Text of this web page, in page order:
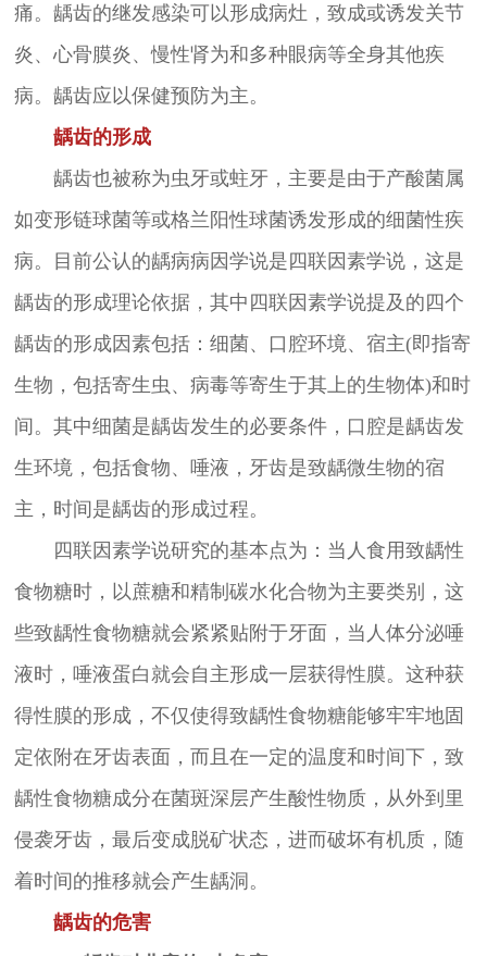
痛。龋齿的继发感染可以形成病灶，致成或诱发关节
炎、心骨膜炎、慢性肾为和多种眼病等全身其他疾
病。龋齿应以保健预防为主。
龋齿的形成
龋齿也被称为虫牙或蛀牙，主要是由于产酸菌属
如变形链球菌等或格兰阳性球菌诱发形成的细菌性疾
病。目前公认的龋病病因学说是四联因素学说，这是
龋齿的形成理论依据，其中四联因素学说提及的四个
龋齿的形成因素包括：细菌、口腔环境、宿主(即指寄
生物，包括寄生虫、病毒等寄生于其上的生物体)和时
间。其中细菌是龋齿发生的必要条件，口腔是龋齿发
生环境，包括食物、唾液，牙齿是致龋微生物的宿
主，时间是龋齿的形成过程。
四联因素学说研究的基本点为：当人食用致龋性
食物糖时，以蔗糖和精制碳水化合物为主要类别，这
些致龋性食物糖就会紧紧贴附于牙面，当人体分泌唾
液时，唾液蛋白就会自主形成一层获得性膜。这种获
得性膜的形成，不仅使得致龋性食物糖能够牢牢地固
定依附在牙齿表面，而且在一定的温度和时间下，致
龋性食物糖成分在菌斑深层产生酸性物质，从外到里
侵袭牙齿，最后变成脱矿状态，进而破坏有机质，随
着时间的推移就会产生龋洞。
龋齿的危害